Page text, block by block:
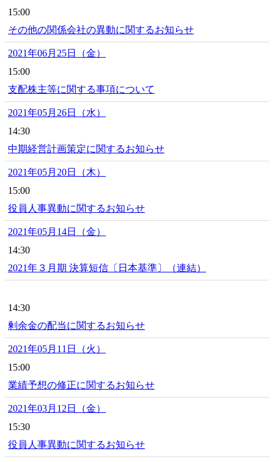
15:00
その他の関係会社の異動に関するお知らせ
2021年06月25日（金）
15:00
支配株主等に関する事項について
2021年05月26日（水）
14:30
中期経営計画策定に関するお知らせ
2021年05月20日（木）
15:00
役員人事異動に関するお知らせ
2021年05月14日（金）
14:30
2021年３月期 決算短信〔日本基準〕（連結）
14:30
剰余金の配当に関するお知らせ
2021年05月11日（火）
15:00
業績予想の修正に関するお知らせ
2021年03月12日（金）
15:30
役員人事異動に関するお知らせ